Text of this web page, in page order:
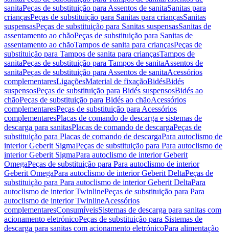
sanitaPeças de substituição para Assentos de sanitaSanitas para
criançasPeças de substituição para Sanitas para criançasSanitas
suspensasPeças de substituição para Sanitas suspensasSanitas de
assentamento ao chãoPeças de substituição para Sanitas de
assentamento ao chãoTampos de sanita para criançasPeças de
substituição para Tampos de sanita para criançasTampos de
sanitaPeças de substituição para Tampos de sanitaAssentos de
sanitaPeças de substituição para Assentos de sanitaAcessórios
complementaresLigaçõesMaterial de fixaçãoBidésBidés
suspensosPeças de substituição para Bidés suspensosBidés ao
chãoPeças de substituição para Bidés ao chãoAcessórios
complementaresPeças de substituição para Acessórios
complementaresPlacas de comando de descarga e sistemas de
descarga para sanitasPlacas de comando de descargaPeças de
substituição para Placas de comando de descargaPara autoclismo de
interior Geberit SigmaPeças de substituição para Para autoclismo de
interior Geberit SigmaPara autoclismo de interior Geberit
OmegaPeças de substituição para Para autoclismo de interior
Geberit OmegaPara autoclismo de interior Geberit DeltaPeças de
substituição para Para autoclismo de interior Geberit DeltaPara
autoclismo de interior TwinlinePeças de substituição para Para
autoclismo de interior TwinlineAcessórios
complementaresConsumíveisSistemas de descarga para sanitas com
acionamento eletrónicoPeças de substituição para Sistemas de
descarga para sanitas com acionamento eletrónicoPara alimentação